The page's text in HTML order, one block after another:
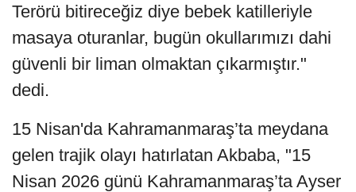
Terörü bitireceğiz diye bebek katilleriyle
masaya oturanlar, bugün okullarımızı dahi
güvenli bir liman olmaktan çıkarmıştır."
dedi.
15 Nisan'da Kahramanmaraş’ta meydana
gelen trajik olayı hatırlatan Akbaba, "15
Nisan 2026 günü Kahramanmaraş’ta Ayser